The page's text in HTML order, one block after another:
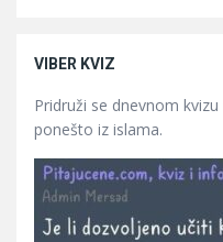
VIBER KVIZ
Pridruži se dnevnom
ponešto iz islama.